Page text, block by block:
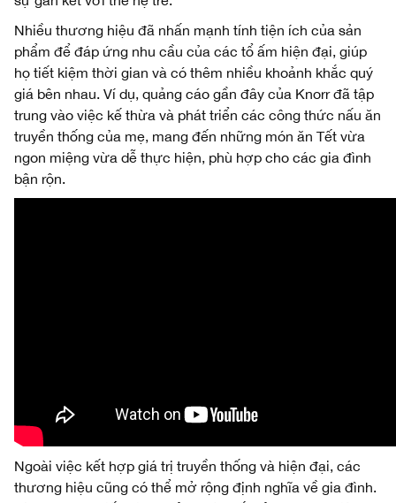
Nhiều thương hiệu đã nhấn mạnh tính tiện ích của sản
phẩm để đáp ứng nhu cầu của các tổ ấm hiện đại, giúp
họ tiết kiệm thời gian và có thêm nhiều khoảnh khắc quý
giá bên nhau. Ví dụ, quảng cáo gần đây của Knorr đã tập
trung vào việc kế thừa và phát triển các công thức nấu ăn
truyền thống của mẹ, mang đến những món ăn Tết vừa
ngon miệng vừa dễ thực hiện, phù hợp cho các gia đình
bận rộn.
Ngoài việc kết hợp giá trị truyền thống và hiện đại, các
thương hiệu cũng có thể mở rộng định nghĩa về gia đình.